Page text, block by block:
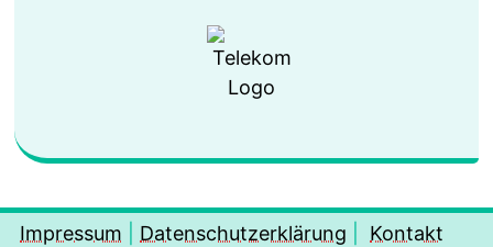
Impressum Datenschutzerklärung Kontakt